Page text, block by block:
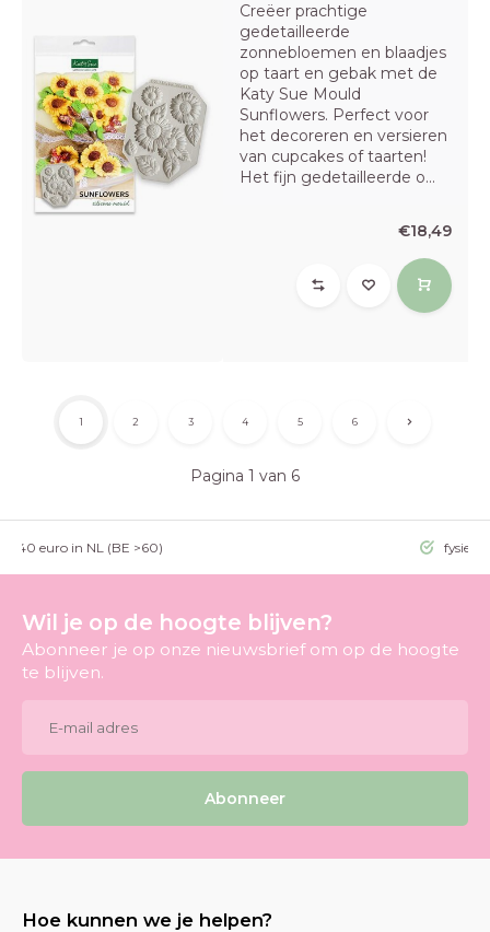
Creëer prachtige
gedetailleerde
zonnebloemen en blaadjes
op taart en gebak met de
Katy Sue Mould
Sunflowers. Perfect voor
het decoreren en versieren
van cupcakes of taarten!
Het fijn gedetailleerde o...
€18,49
Pagina 1 van 6
1 2 3 4 5 6
>40 euro in NL (BE >60) fysieke
Wil je op de hoogte blijven?
Abonneer je op onze nieuwsbrief om op de hoogte
te blijven.
Abonneer
Hoe kunnen we je helpen?